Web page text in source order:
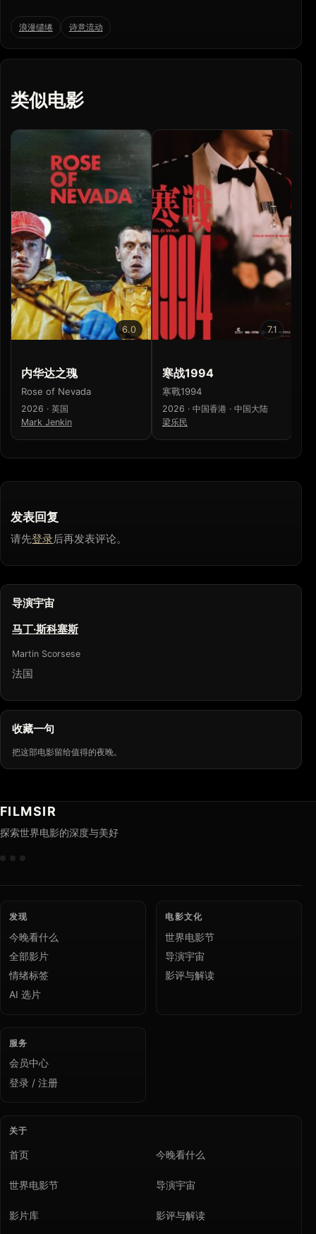
浪漫缱绻 诗意流动
类似电影
6.0
内华达之瑰
Rose of Nevada
2026 · 英国
Mark Jenkin
7.1
寒战1994
寒戰1994
2026 · 中国香港 · 中国大陆
梁乐民
发表回复
请先登录后再发表评论。
导演宇宙
马丁·斯科塞斯
Martin Scorsese
法国
收藏一句
把这部电影留给值得的夜晚。
FILMSIR
探索世界电影的深度与美好
发现
今晚看什么
全部影片
情绪标签
AI 选片
电影文化
世界电影节
导演宇宙
影评与解读
服务
会员中心
登录 / 注册
关于
首页 今晚看什么
世界电影节 导演宇宙
影片库 影评与解读